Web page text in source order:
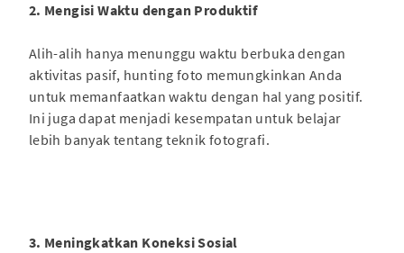
2. Mengisi Waktu dengan Produktif
Alih-alih hanya menunggu waktu berbuka dengan
aktivitas pasif, hunting foto memungkinkan Anda
untuk memanfaatkan waktu dengan hal yang positif.
Ini juga dapat menjadi kesempatan untuk belajar
lebih banyak tentang teknik fotografi.
3. Meningkatkan Koneksi Sosial